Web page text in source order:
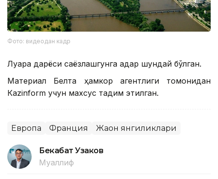
Фото: видеодан кадр
Луара дарёси саёзлашгунга қадар шундай бўлган.
Материал Белта ҳамкор агентлиги томонидан
Кazinform учун махсус тақдим этилган.
Европа Франция Жаҳон янгиликлари
Бекабат Узаков
Муаллиф